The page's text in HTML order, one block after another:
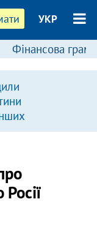
УКР
Фінансова